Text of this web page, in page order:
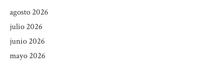
agosto 2026
julio 2026
junio 2026
mayo 2026